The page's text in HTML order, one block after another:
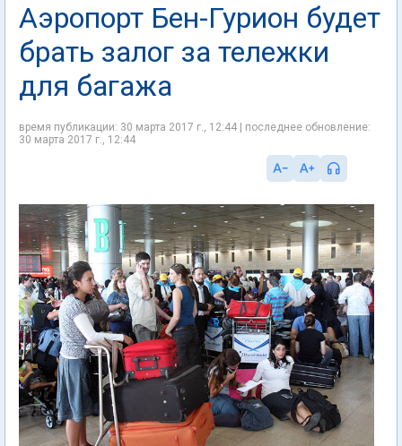
Аэропорт Бен-Гурион будет
брать залог за тележки
для багажа
время публикации: 30 марта 2017 г., 12:44 | последнее обновление:
30 марта 2017 г., 12:44